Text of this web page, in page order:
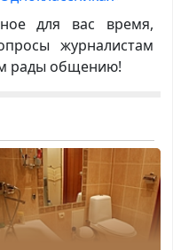
для вас время,
журналистам
рады общению!